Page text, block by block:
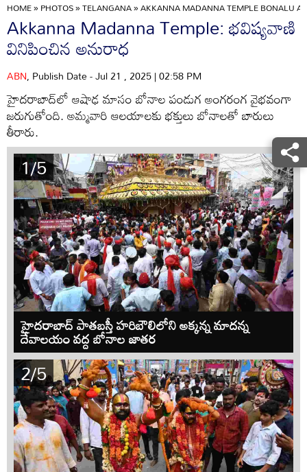
HOME»PHOTOS»TELANGANA»AKKANNA MADANNA TEMPLE BONALU
Akkanna Madanna Temple: భవిష్యవాణి
వినిపించిన అనురాధ
ABN, Publish Date - Jul 21 , 2025 | 02:58 PM
హైదరాబాద్‌లో ఆషాఢ మాసం బోనాల పండుగ అంగరంగ వైభవంగా
జరుగుతోంది. అమ్మవారి ఆలయాలకు భక్తులు బోనాలతో బారులు
తీరారు.
1/5
హైదరాబాద్ పాతబస్తీ హరిబౌలిలోని అక్కన్న మాదన్న
దేవాలయం వద్ద బోనాల జాతర
2/5